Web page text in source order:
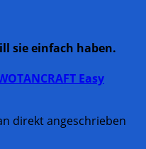
sie einfach haben.
Easy
direkt angeschrieben